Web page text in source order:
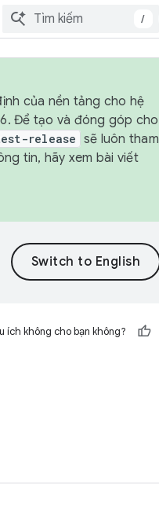
/
của nền tảng cho hệ
Để tạo và đóng góp cho
release sẽ luôn tham
tin, hãy xem bài viết
ích không cho bạn không?